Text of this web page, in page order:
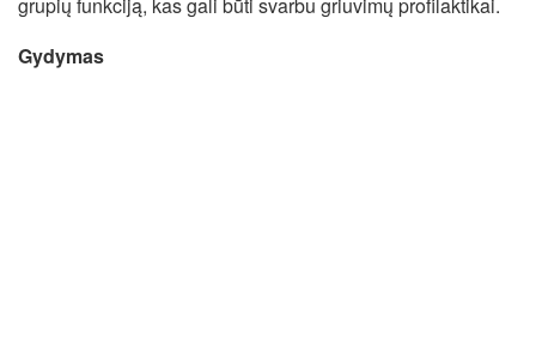
grupių funkciją, kas gali būti svarbu griuvimų profilaktikai.
Gydymas